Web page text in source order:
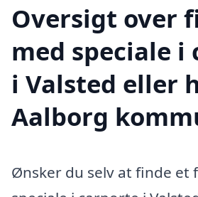
Oversigt over
med speciale i
i Valsted eller
Aalborg
Ønsker du selv at finde et